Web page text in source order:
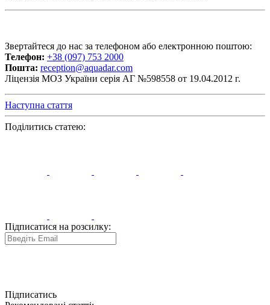
Звертайтеся до нас за телефоном або електронною поштою:
Телефон: +38 (097) 753 2000
Пошта: reception@aquadar.com
Ліцензія МОЗ України серія АГ №598558 от 19.04.2012 г.
Наступна стаття
Поділитись статею:
Підписатися на розсилку:
Підписатись